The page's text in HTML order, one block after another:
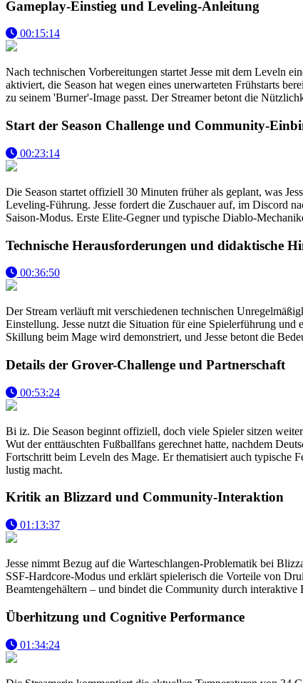
Gameplay-Einstieg und Leveling-Anleitung
00:15:14
Nach technischen Vorbereitungen startet Jesse mit dem Leveln
aktiviert, die Season hat wegen eines unerwarteten Frühstarts
zu seinem 'Burner'-Image passt. Der Streamer betont die
Start der Season Challenge und Community-
00:23:14
Die Season startet offiziell 30 Minuten früher als geplant, was
Leveling-Führung. Jesse fordert die Zuschauer auf, im Discord
Saison-Modus. Erste Elite-Gegner und typische Diablo-
Technische Herausforderungen und didaktische
00:36:50
Der Stream verläuft mit verschiedenen technischen
Einstellung. Jesse nutzt die Situation für eine Spielerführung
Skillung beim Mage wird demonstriert, und Jesse betont die
Details der Grover-Challenge und Partnerschaft
00:53:24
Bi iz. Die Season beginnt offiziell, doch viele Spieler sitzen
Wut der enttäuschten Fußballfans gerechnet hatte, nachdem
Fortschritt beim Leveln des Mage. Er thematisiert auch typische
lustig macht.
Kritik an Blizzard und Community-Interaktion
01:13:37
Jesse nimmt Bezug auf die Warteschlangen-Problematik bei
SSF-Hardcore-Modus und erklärt spielerisch die Vorteile von
Beamtengehältern – und bindet die Community durch
Überhitzung und Cognitive Performance
01:34:24